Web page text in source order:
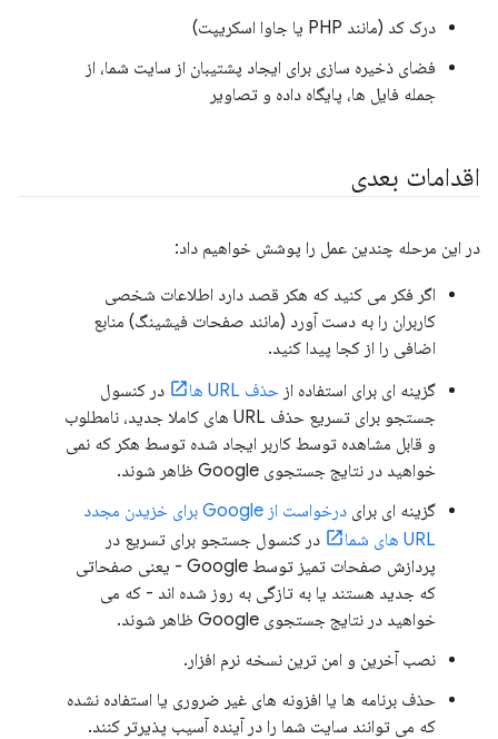
درک کد (مانند PHP یا جاوا اسکریپت)
فضای ذخیره سازی برای ایجاد پشتیبان از سایت شما، از
جمله فایل ها، پایگاه داده و تصاویر
اقدامات بعدی
در این مرحله چندین عمل را پوشش خواهیم داد:
اگر فکر می کنید که هکر قصد دارد اطلاعات شخصی
کاربران را به دست آورد (مانند صفحات فیشینگ) منابع
اضافی را از کجا پیدا کنید.
گزینه ای برای استفاده از حذف URL ها
در کنسول
جستجو برای تسریع حذف URL های کاملا جدید، نامطلوب
و قابل مشاهده توسط کاربر ایجاد شده توسط هکر که نمی
خواهید در نتایج جستجوی Google ظاهر شوند.
گزینه ای برای
درخواست از Google برای خزیدن مجدد
URL های شما
در کنسول جستجو برای تسریع در
پردازش صفحات تمیز توسط Google - یعنی صفحاتی
که جدید هستند یا به تازگی به روز شده اند - که می
خواهید در نتایج جستجوی Google ظاهر شوند.
نصب آخرین و امن ترین نسخه نرم افزار.
حذف برنامه ها یا افزونه های غیر ضروری یا استفاده نشده
که می توانند سایت شما را در آینده آسیب پذیرتر کنند.